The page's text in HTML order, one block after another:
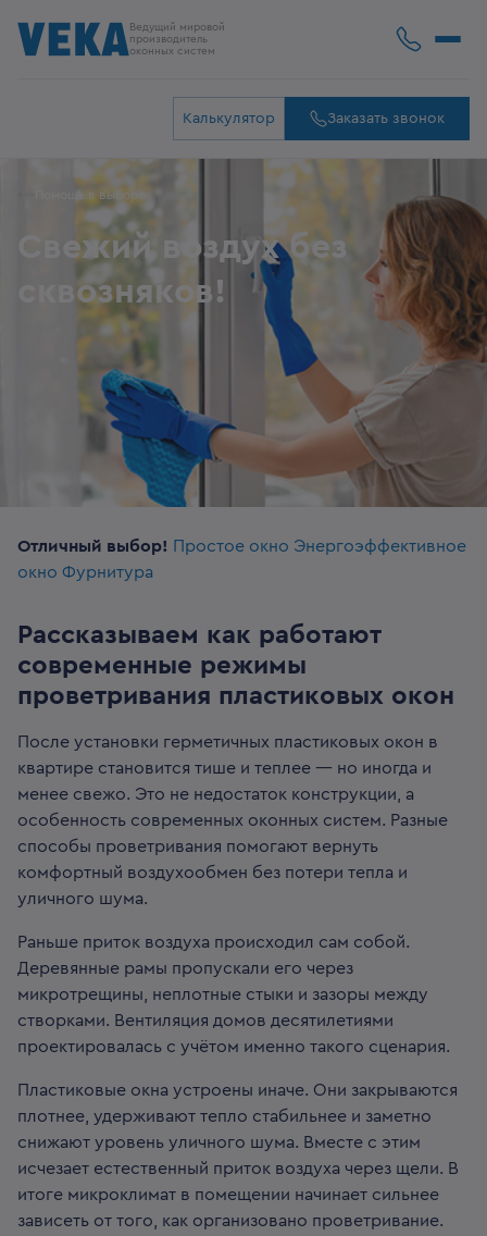
Ведущий мировой
производитель
оконных систем
Калькулятор Заказать звонок
Помощь в выборе
Свежий воздух без
сквозняков!
Отличный выбор! Простое окно Энергоэффективное
окно Фурнитура
Рассказываем как работают
современные режимы
проветривания пластиковых окон
После установки герметичных пластиковых окон в
квартире становится тише и теплее — но иногда и
менее свежо. Это не недостаток конструкции, а
особенность современных оконных систем. Разные
способы проветривания помогают вернуть
комфортный воздухообмен без потери тепла и
уличного шума.
Раньше приток воздуха происходил сам собой.
Деревянные рамы пропускали его через
микротрещины, неплотные стыки и зазоры между
створками. Вентиляция домов десятилетиями
проектировалась с учётом именно такого сценария.
Пластиковые окна устроены иначе. Они закрываются
плотнее, удерживают тепло стабильнее и заметно
снижают уровень уличного шума. Вместе с этим
исчезает естественный приток воздуха через щели. В
итоге микроклимат в помещении начинает сильнее
зависеть от того, как организовано проветривание.